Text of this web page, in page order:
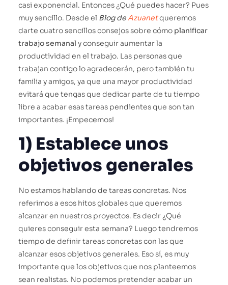
casi exponencial. Entonces ¿Qué puedes hacer? Pues
muy sencillo. Desde el Blog deAzuanetqueremos
darte cuatro sencillos consejos sobre cómo planificar
trabajo semanal y conseguir aumentar la
productividad en el trabajo. Las personas que
trabajan contigo lo agradecerán, pero también tu
familia y amigos, ya que una mayor productividad
evitará que tengas que dedicar parte de tu tiempo
libre a acabar esas tareas pendientes que son tan
importantes. ¡Empecemos!
1) Establece unos
objetivos generales
No estamos hablando de tareas concretas. Nos
referimos a esos hitos globales que queremos
alcanzar en nuestros proyectos. Es decir ¿Qué
quieres conseguir esta semana? Luego tendremos
tiempo de definir tareas concretas con las que
alcanzar esos objetivos generales. Eso sí, es muy
importante que los objetivos que nos planteemos
sean realistas. No podemos pretender acabar un